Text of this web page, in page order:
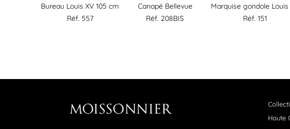
Bureau Louis XV 105 cm
Réf. 557
Canapé Bellevue
Réf. 208BIS
Marquise gondole Louis
Réf. 151
Haute